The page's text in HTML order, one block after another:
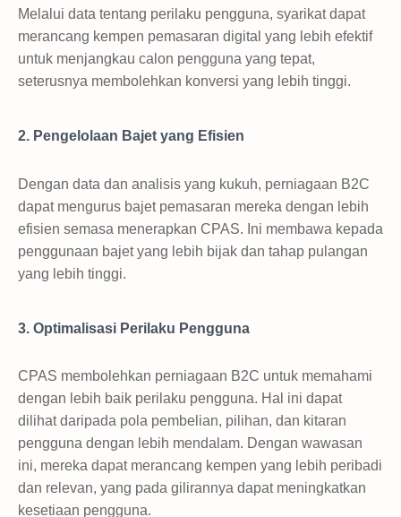
Melalui data tentang perilaku pengguna, syarikat dapat
merancang kempen pemasaran digital yang lebih efektif
untuk menjangkau calon pengguna yang tepat,
seterusnya membolehkan konversi yang lebih tinggi.
2. Pengelolaan Bajet yang Efisien
Dengan data dan analisis yang kukuh, perniagaan B2C
dapat mengurus bajet pemasaran mereka dengan lebih
efisien semasa menerapkan CPAS. Ini membawa kepada
penggunaan bajet yang lebih bijak dan tahap pulangan
yang lebih tinggi.
3. Optimalisasi Perilaku Pengguna
CPAS membolehkan perniagaan B2C untuk memahami
dengan lebih baik perilaku pengguna. Hal ini dapat
dilihat daripada pola pembelian, pilihan, dan kitaran
pengguna dengan lebih mendalam. Dengan wawasan
ini, mereka dapat merancang kempen yang lebih peribadi
dan relevan, yang pada gilirannya dapat meningkatkan
kesetiaan pengguna.